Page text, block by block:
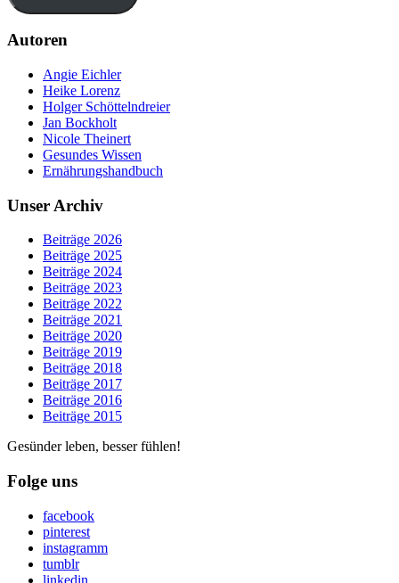
Autoren
Angie Eichler
Heike Lorenz
Holger Schöttelndreier
Jan Bockholt
Nicole Theinert
Gesundes Wissen
Ernährungshandbuch
Unser Archiv
Beiträge 2026
Beiträge 2025
Beiträge 2024
Beiträge 2023
Beiträge 2022
Beiträge 2021
Beiträge 2020
Beiträge 2019
Beiträge 2018
Beiträge 2017
Beiträge 2016
Beiträge 2015
Gesünder leben, besser fühlen!
Folge uns
facebook
pinterest
instagramm
tumblr
linkedin